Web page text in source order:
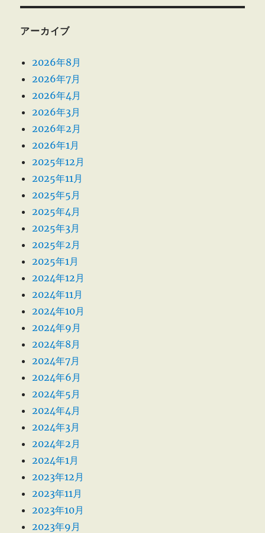
アーカイブ
2026年8月
2026年7月
2026年4月
2026年3月
2026年2月
2026年1月
2025年12月
2025年11月
2025年5月
2025年4月
2025年3月
2025年2月
2025年1月
2024年12月
2024年11月
2024年10月
2024年9月
2024年8月
2024年7月
2024年6月
2024年5月
2024年4月
2024年3月
2024年2月
2024年1月
2023年12月
2023年11月
2023年10月
2023年9月